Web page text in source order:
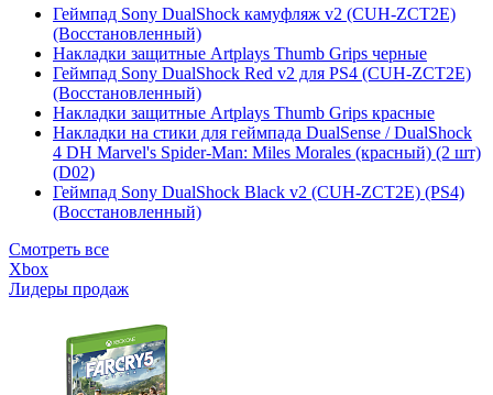
Геймпад Sony DualShock камуфляж v2 (CUH-ZCT2E)
(Восстановленный)
Накладки защитные Artplays Thumb Grips черные
Геймпад Sony DualShock Red v2 для PS4 (CUH-ZCT2E)
(Восстановленный)
Накладки защитные Artplays Thumb Grips красные
Накладки на стики для геймпада DualSense / DualShock
4 DH Marvel's Spider-Man: Miles Morales (красный) (2 шт)
(D02)
Геймпад Sony DualShock Black v2 (CUH-ZCT2E) (PS4)
(Восстановленный)
Смотреть все
Xbox
Лидеры продаж